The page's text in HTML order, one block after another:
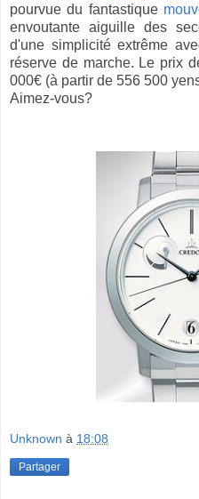
pourvue du fantastique
envoutante aiguille des
d'une simplicité extrême
réserve de marche. Le prix
000€ (à partir de 556 500
Aimez-vous?
Unknown à 18:08
Partager